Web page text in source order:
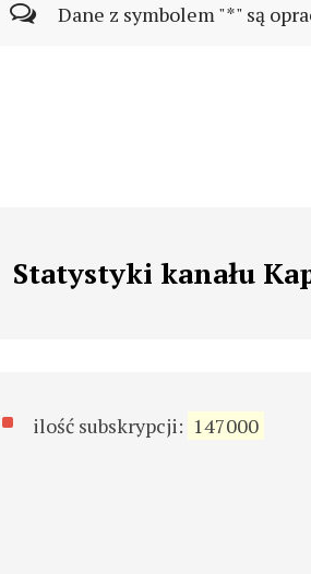
Dane z symbolem "*" są
Statystyki kanału
ilość subskrypcji: 147000